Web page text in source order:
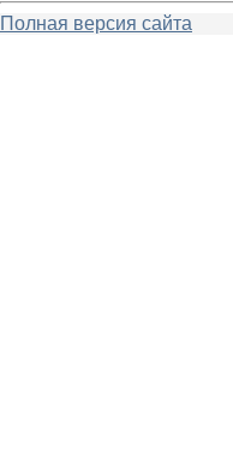
Полная версия сайта